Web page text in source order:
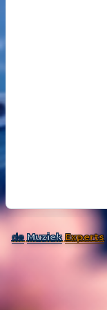
de Muziek Experts